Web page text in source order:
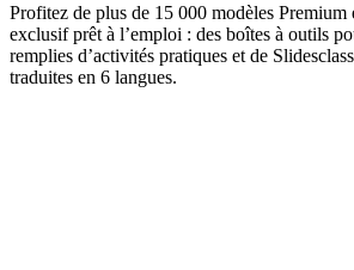
Profitez de plus de 15 000 modèles Premium
exclusif prêt à l’emploi : des boîtes à outils
remplies d’activités pratiques et de
traduites en 6 langues.